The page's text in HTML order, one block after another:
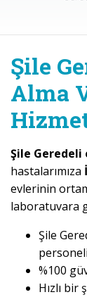
Şile
Alma
Şile
hastalarımıza
evlerinin
laboratuvara
Şile
%100
Hızlı bir